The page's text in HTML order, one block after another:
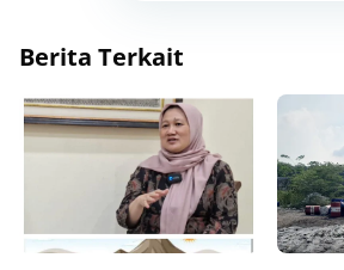
Berita Terkait